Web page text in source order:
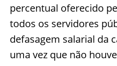
percentual oferecido
todos os servidores
defasagem salarial da
uma vez que não